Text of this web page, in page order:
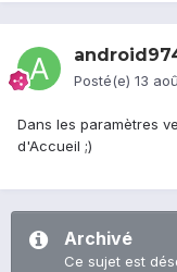
Posté(e) 13
Dans les paramètres
d'Accueil ;)
Archivé
Ce sujet est